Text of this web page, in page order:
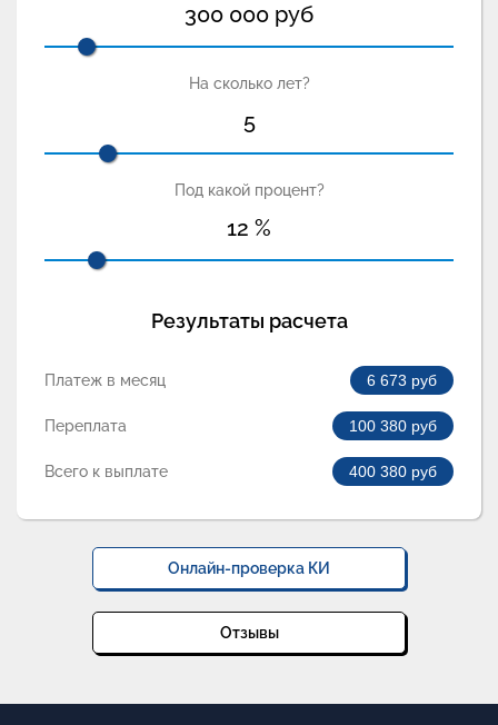
300 000 руб
На сколько лет?
5
Под какой процент?
12 %
Результаты расчета
Платеж в месяц 6 673 руб
Переплата 100 380 руб
Всего к выплате 400 380 руб
Онлайн-проверка КИ
Отзывы